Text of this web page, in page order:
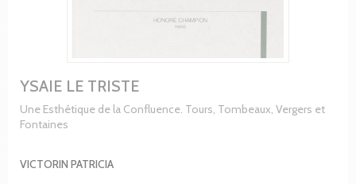
YSAIE LE TRISTE
Une Esthétique de la Confluence. Tours, Tombeaux, Vergers et
Fontaines
VICTORIN PATRICIA